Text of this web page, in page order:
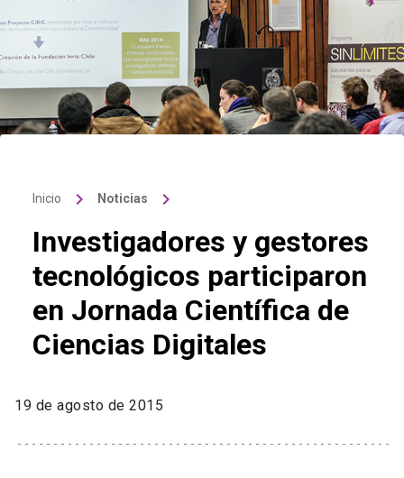
Inicio keyboard_arrow_right Noticias keyboard_arrow_right
Investigadores y gestores
tecnológicos participaron
en Jornada Científica de
Ciencias Digitales
19 de agosto de 2015